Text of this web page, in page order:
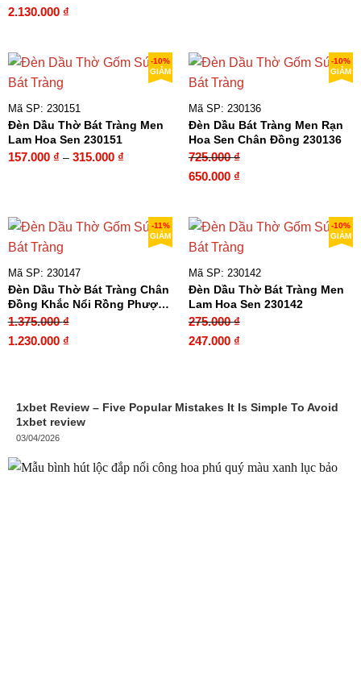
Giá
2.375.000 ₫.
2.130.000 ₫Giá
là:
đến
-10%
GIẢM
Mã SP: 230151
Đèn Dầu Thờ Bát Tràng Men
Lam Hoa Sen 230151
157.000 ₫ – 315.000 ₫Khoảng
đến
315.000 ₫
-10%
GIẢM
Mã SP: 230136
Đèn Dầu Bát Tràng Men Rạn
Hoa Sen Chân Đồng 230136
725.000₫
Giá
725.000 ₫.
650.000 ₫Giá
là:
650.000 ₫.
-11%
GIẢM
Mã SP: 230147
Đèn Dầu Thờ Bát Tràng Chân
Đồng Khắc Nổi Rồng Phượng
230147
1.375.000₫
Giá
1.230.000 ₫Giá
1.230.000 ₫.
-10%
GIẢM
Mã SP: 230142
Đèn Dầu Thờ Bát Tràng Men
Lam Hoa Sen 230142
275.000₫
Giá
247.000 ₫Giá
247.000 ₫.
1xbet Review – Five Popular Mistakes It Is Simple To Avoid
1xbet review
03/04/2026